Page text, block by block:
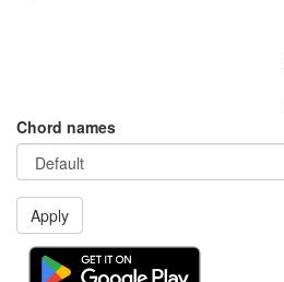
Chord names
Apply